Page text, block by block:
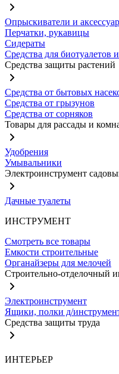
Опрыскиватели и
Перчатки, рукавицы
Сидераты
Средства для биотуалетов
Средства защиты растений
Средства от бытовых
Средства от грызунов
Средства от сорняков
Товары для рассады и
Удобрения
Умывальники
Электроинструмент
Дачные туалеты
ИНСТРУМЕНТ
Смотреть все товары
Емкости строительные
Органайзеры для мелочей
Строительно-отделочный
Электроинструмент
Ящики, полки д/
Средства защиты труда
ИНТЕРЬЕР